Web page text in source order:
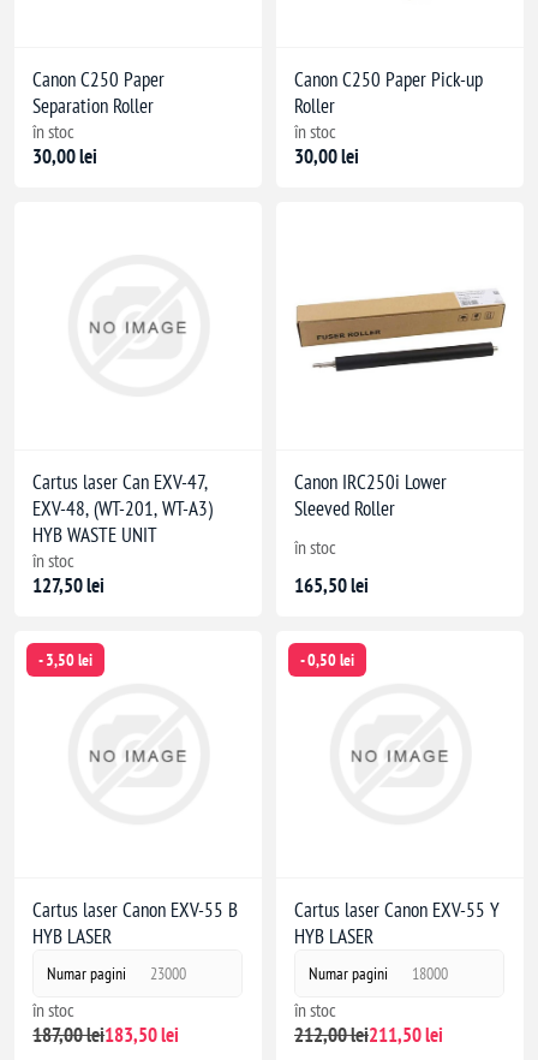
Canon C250 Paper
Separation Roller
în stoc
30,00 lei
Canon C250 Paper Pick-up
Roller
în stoc
30,00 lei
Cartus laser Can EXV-47,
EXV-48, (WT-201, WT-A3)
HYB WASTE UNIT
în stoc
127,50 lei
Canon IRC250i Lower
Sleeved Roller
în stoc
165,50 lei
- 3,50 lei
Cartus laser Canon EXV-55 B
HYB LASER
Numar pagini 23000
în stoc
187,00 lei183,50 lei
- 0,50 lei
Cartus laser Canon EXV-55 Y
HYB LASER
Numar pagini 18000
în stoc
212,00 lei211,50 lei